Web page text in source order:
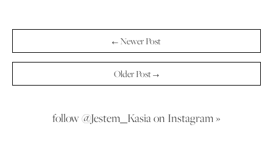
← Newer Post
Older Post →
follow @Jestem_Kasia on Instagram »